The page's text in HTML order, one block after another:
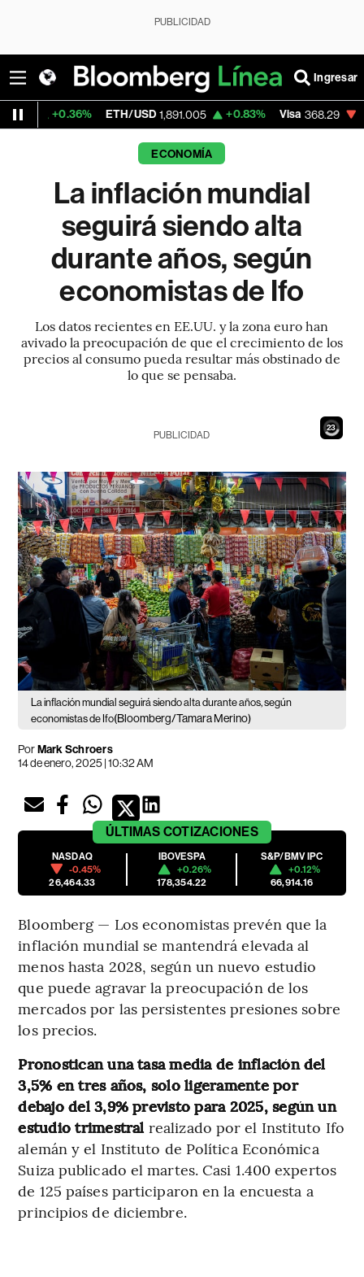
PUBLICIDAD
Ingresar
ETH/USD 1,891.005 +0.83% Visa 368.29 -0.35%
ECONOMÍA
La inflación mundial
seguirá siendo alta
durante años, según
economistas de Ifo
Los datos recientes en EE.UU. y la zona euro han
avivado la preocupación de que el crecimiento de los
precios al consumo pueda resultar más obstinado de
lo que se pensaba.
22
PUBLICIDAD
La inflación mundial seguirá siendo alta durante años, según
economistas de Ifo(Bloomberg/Tamara Merino)
PorMark Schroers
14 de enero, 2025 | 10:32 AM
ÚLTIMAS COTIZACIONES
NASDAQ
-0.45%
26,464.33
IBOVESPA
+0.26%
178,354.22
S&P/BMV IPC
+0.12%
66,914.16
Bloomberg — Los economistas prevén que la
inflación mundial se mantendrá elevada al
menos hasta 2028, según un nuevo estudio
que puede agravar la preocupación de los
mercados por las persistentes presiones sobre
los precios.
Pronostican una tasa media de inflación del
3,5% en tres años, solo ligeramente por
debajo del 3,9% previsto para 2025, según un
estudio trimestral realizado por el Instituto Ifo
alemán y el Instituto de Política Económica
Suiza publicado el martes. Casi 1.400 expertos
de 125 países participaron en la encuesta a
principios de diciembre.